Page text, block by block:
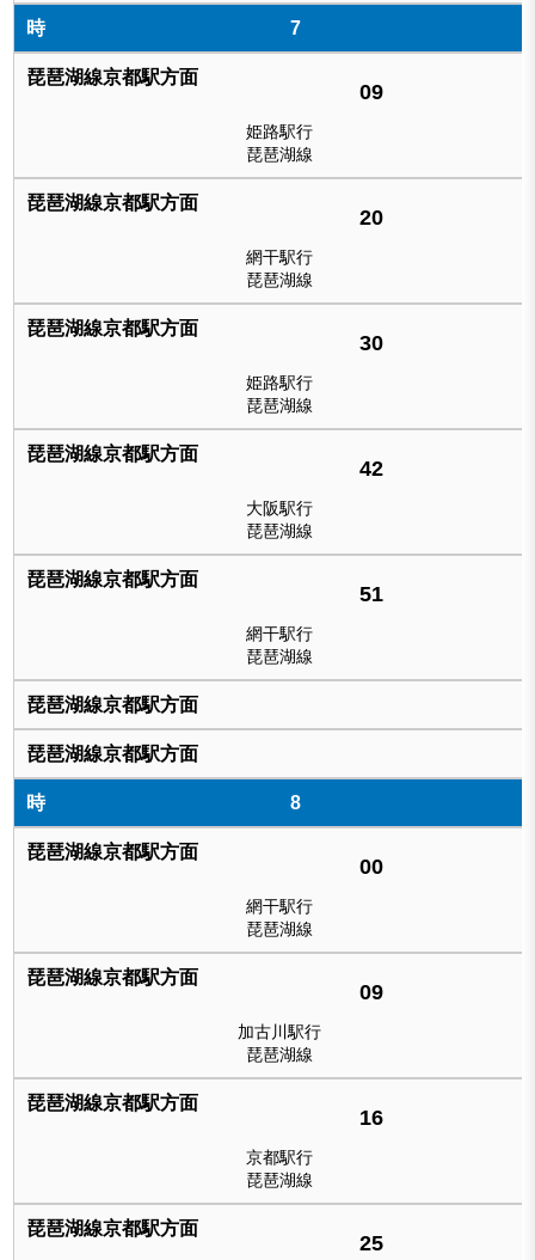
7
09
姫路駅行
琵琶湖線
20
網干駅行
琵琶湖線
30
姫路駅行
琵琶湖線
42
大阪駅行
琵琶湖線
51
網干駅行
琵琶湖線
8
00
網干駅行
琵琶湖線
09
加古川駅行
琵琶湖線
16
京都駅行
琵琶湖線
25